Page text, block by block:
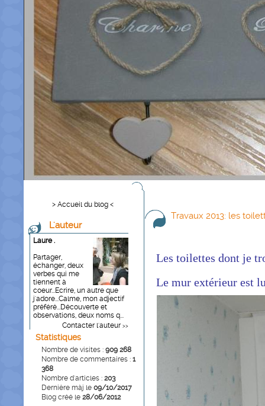
> Accueil du blog <
L'auteur
Laure .
Partager,
échanger, deux
verbes qui me
tiennent à
coeur...Ecrire, un autre que
j'adore...Calme, mon adjectif
préféré...Découverte et
observations, deux noms q...
Contacter l'auteur >>
Statistiques
Nombre de visites : 909 268
Nombre de commentaires : 1
368
Nombre d'articles : 203
Dernière màj le 09/10/2017
Blog créé le 28/06/2012
Travaux 2013: les
Les toilettes dont je
Le mur extérieur est